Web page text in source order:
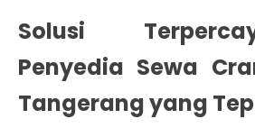
Solusi
Penyedia Sewa
Tangerang yang